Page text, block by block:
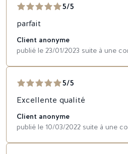
5/5
parfait
Client anonyme
publié le 23/01/2023 suite à une
5/5
Excellente qualité
Client anonyme
publié le 10/03/2022 suite à une